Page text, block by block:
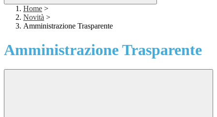
Home >
Novità >
Amministrazione Trasparente
Amministrazione Trasparente